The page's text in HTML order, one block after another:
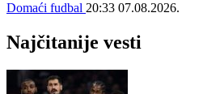
Domaći fudbal 20:33 07.08.2026.
Najčitanije vesti